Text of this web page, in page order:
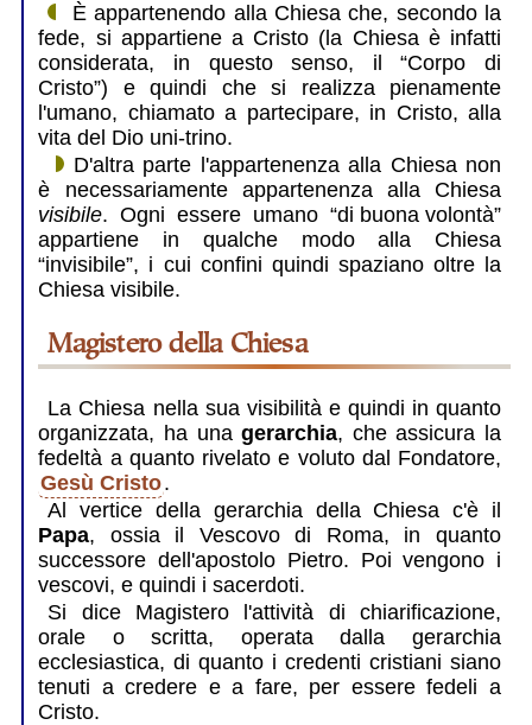
È appartenendo alla Chiesa che, secondo la
fede, si appartiene a Cristo (la Chiesa è infatti
considerata, in questo senso, il “Corpo di
Cristo”) e quindi che si realizza pienamente
l'umano, chiamatoa partecipare, in Cristo, alla
vita del Dio uni-trino.
D'altra parte l'appartenenza alla Chiesa non
è necessariamente appartenenza alla Chiesa
visibile. Ogni essere umano “di buona volontà”
appartiene in qualche modo alla Chiesa
“invisibile”, i cui confini quindi spaziano oltre la
Chiesa visibile.
Magistero della Chiesa
La Chiesa nella sua visibilità e quindi in quanto
organizzata, ha unagerarchia, che assicura la
fedeltà a quanto rivelato e voluto dal Fondatore,
Gesù Cristo.
Al vertice della gerarchia della Chiesa c'è il
Papa, ossia il Vescovo di Roma, in quanto
successore dell'apostolo Pietro. Poi vengono i
vescovi, e quindi i sacerdoti.
Si dice Magistero l'attività di chiarificazione,
orale o scritta, operata dalla gerarchia
ecclesiastica, di quanto i credenti cristiani siano
tenuti a credere e a fare, per essere fedeli a
Cristo.